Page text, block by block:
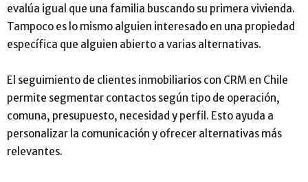
evalúa igual que una familia buscando su primera vivienda.
Tampoco es lo mismo alguien interesado en una propiedad
específica que alguien abierto a varias alternativas.
El seguimiento de clientes inmobiliarios con CRM en Chile
permite segmentar contactos según tipo de operación,
comuna, presupuesto, necesidad y perfil. Esto ayuda a
personalizar la comunicación y ofrecer alternativas más
relevantes.